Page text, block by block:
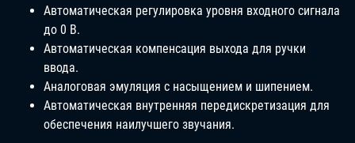
Автоматическая регулировка уровня входного сигнала
до 0 В.
Автоматическая компенсация выхода для ручки
ввода.
Аналоговая эмуляция с насыщением и шипением.
Автоматическая внутренняя передискретизация для
обеспечения наилучшего звучания.